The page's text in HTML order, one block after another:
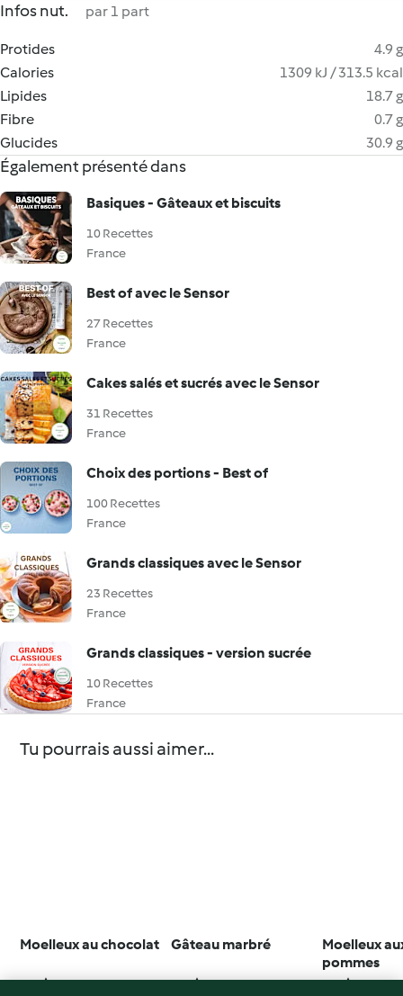
Infos nut. par 1 part
Protides
4.9 g
Calories
1309 kJ / 313.5 kcal
Lipides
18.7 g
Fibre
0.7 g
Glucides
30.9 g
Également présenté dans
Basiques - Gâteaux et biscuits
10 Recettes
France
Best of avec le Sensor
27 Recettes
France
Cakes salés et sucrés avec le Sensor
31 Recettes
France
Choix des portions - Best of
100 Recettes
France
Grands classiques avec le Sensor
23 Recettes
France
Grands classiques - version sucrée
10 Recettes
France
Tu pourrais aussi aimer...
Moelleux au chocolat
4.3 (1K)
Gâteau marbré
4.5 (1.2K)
Moelleux
pommes
4.7 (4.8K)